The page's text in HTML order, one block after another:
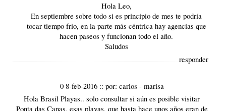
Hola Leo,
En septiembre sobre todo si es principio de mes te podría
tocar tiempo frío, en la parte más céntrica hay agencias que
hacen paseos y funcionan todo el año.
Saludos
responder
0 8-feb-2016 :: por: carlos - marisa
Hola Brasil Playas.. solo consultar si aún es posible visitar
Ponta das Canas, esas playas, que hasta hace unos años eran de